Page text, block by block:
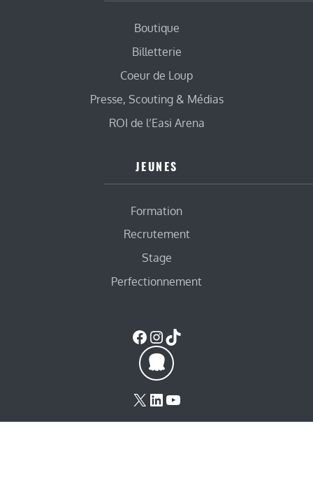
Boutique
Billetterie
Coeur de Loup
Presse, Scouting & Médias
ROI de l’Easi Arena
JEUNES
Formation
Recrutement
Stage
Perfectionnement
Facebook
Instagram
TikTok
X LinkedIn
YouTube